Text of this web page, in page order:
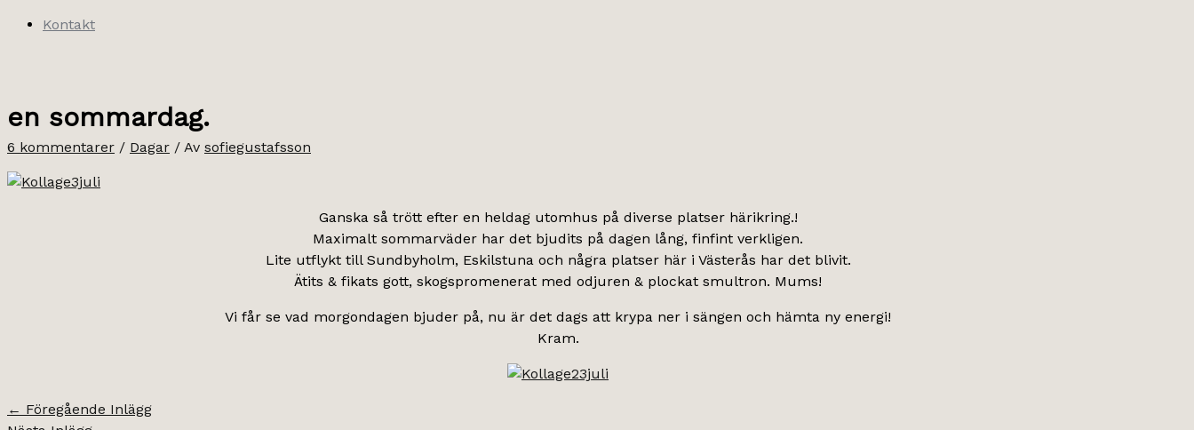
Kontakt
en sommardag.
6 kommentarer / Dagar / Av sofiegustafsson
Ganska så trött efter en heldag utomhus på diverse platser härikring.!
Maximalt sommarväder har det bjudits på dagen lång, finfint verkligen.
Lite utflykt till Sundbyholm, Eskilstuna och några platser här i Västerås har det blivit.
Ätits & fikats gott, skogspromenerat med odjuren & plockat smultron. Mums!
Vi får se vad morgondagen bjuder på, nu är det dags att krypa ner i sängen och hämta ny energi!
Kram.
← Föregående Inlägg